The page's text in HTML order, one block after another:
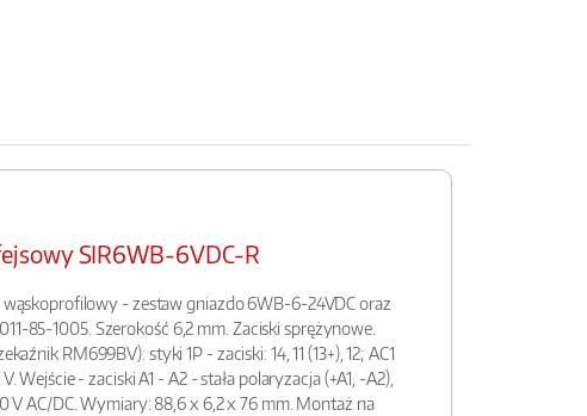
SIR6WB-6VDC-R
- zestaw gniazdo 6WB-6-24VDC oraz
85-1005. Szerokość 6,2 mm. Zaciski sprężynowe.
RM699BV): styki 1P - zaciski: 14, 11 (13+), 12; AC1
Wejście - zaciski A1 - A2 - stała polaryzacja (+A1, -A2),
V AC/DC. Wymiary: 88,6 x 6,2 x 76 mm. Montaż na